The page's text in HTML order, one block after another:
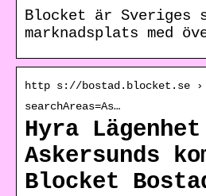
Blocket är Sveriges
marknadsplats med
http s://bostad.blocket.se ›
searchAreas=As…
Hyra
Askersunds
Blocket